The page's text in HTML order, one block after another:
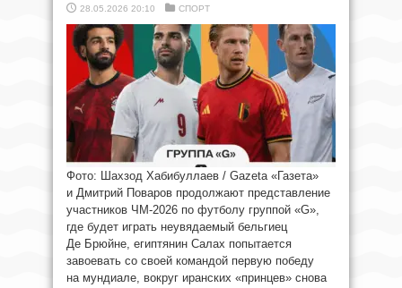
28.05.2026 20:10 СПОРТ
Фото: Шахзод Хабибуллаев / Gazeta «Газета»
и Дмитрий Поваров продолжают представление
участников ЧМ-2026 по футболу группой «G»,
где будет играть неувядаемый бельгиец
Де Брюйне, египтянин Салах попытается
завоевать со своей командой первую победу
на мундиале, вокруг иранских «принцев» снова